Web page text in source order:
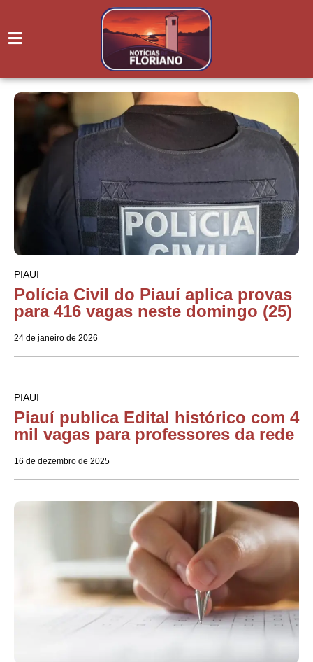
PIAUI
Polícia Civil do Piauí aplica provas
para 416 vagas neste domingo (25)
24 de janeiro de 2026
PIAUI
Piauí publica Edital histórico com 4
mil vagas para professores da rede
16 de dezembro de 2025